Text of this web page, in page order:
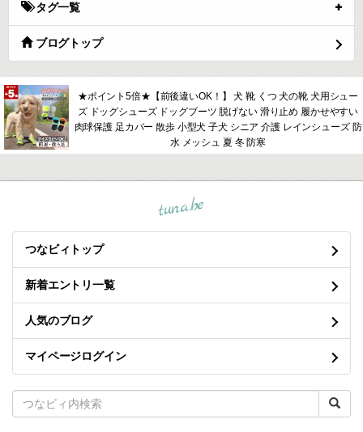
タグ一覧
ブログトップ
★ポイント5倍★【前後違いOK！】 犬 靴 くつ 犬の靴 犬用シュー
ズ ドッグシューズ ドッグブーツ 脱げない 滑り止め 履かせやすい
肉球保護 足カバー 散歩 小型犬 子犬 シニア 介護 レインシューズ 防
水 メッシュ 夏 冬 防寒
tuna.be
つなビィトップ
新着エントリ一覧
人気のブログ
マイページログイン